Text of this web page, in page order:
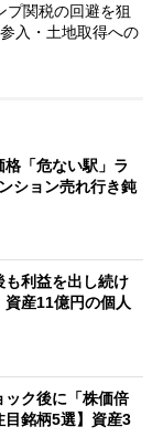
関税の回避を狙
入・土地取得への
格「危ない駅」ラ
ション売れ行き鈍
も利益を出し続け
資産11億円の個人
ック後に「株価倍
目銘柄5選】資産3